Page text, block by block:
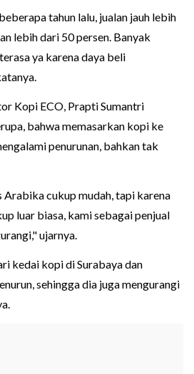
tahun lalu, jualan jauh lebih
lebih dari 50 persen. Banyak
ya karena daya beli
Kopi ECO, Prapti Sumantri
bahwa memasarkan kopi ke
penurunan, bahkan tak
Arabika cukup mudah, tapi karena
luar biasa, kami sebagai penjual
ujarnya.
kedai kopi di Surabaya dan
sehingga dia juga mengurangi